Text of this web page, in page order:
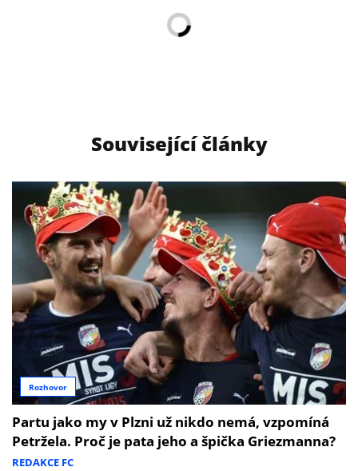
Související články
Rozhovor
Partu jako my v Plzni už nikdo nemá, vzpomíná
Petržela. Proč je pata jeho a špička Griezmanna?
REDAKCE FC